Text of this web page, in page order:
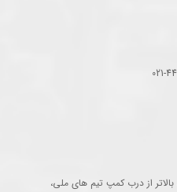
از درب کمپ تیم های ملی،